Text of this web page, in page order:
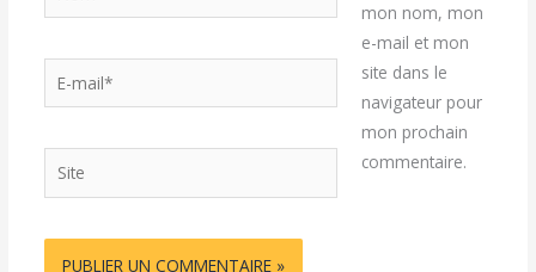
mail*
Site
mon nom, mon
e-mail et mon
site dans le
navigateur pour
mon prochain
commentaire.